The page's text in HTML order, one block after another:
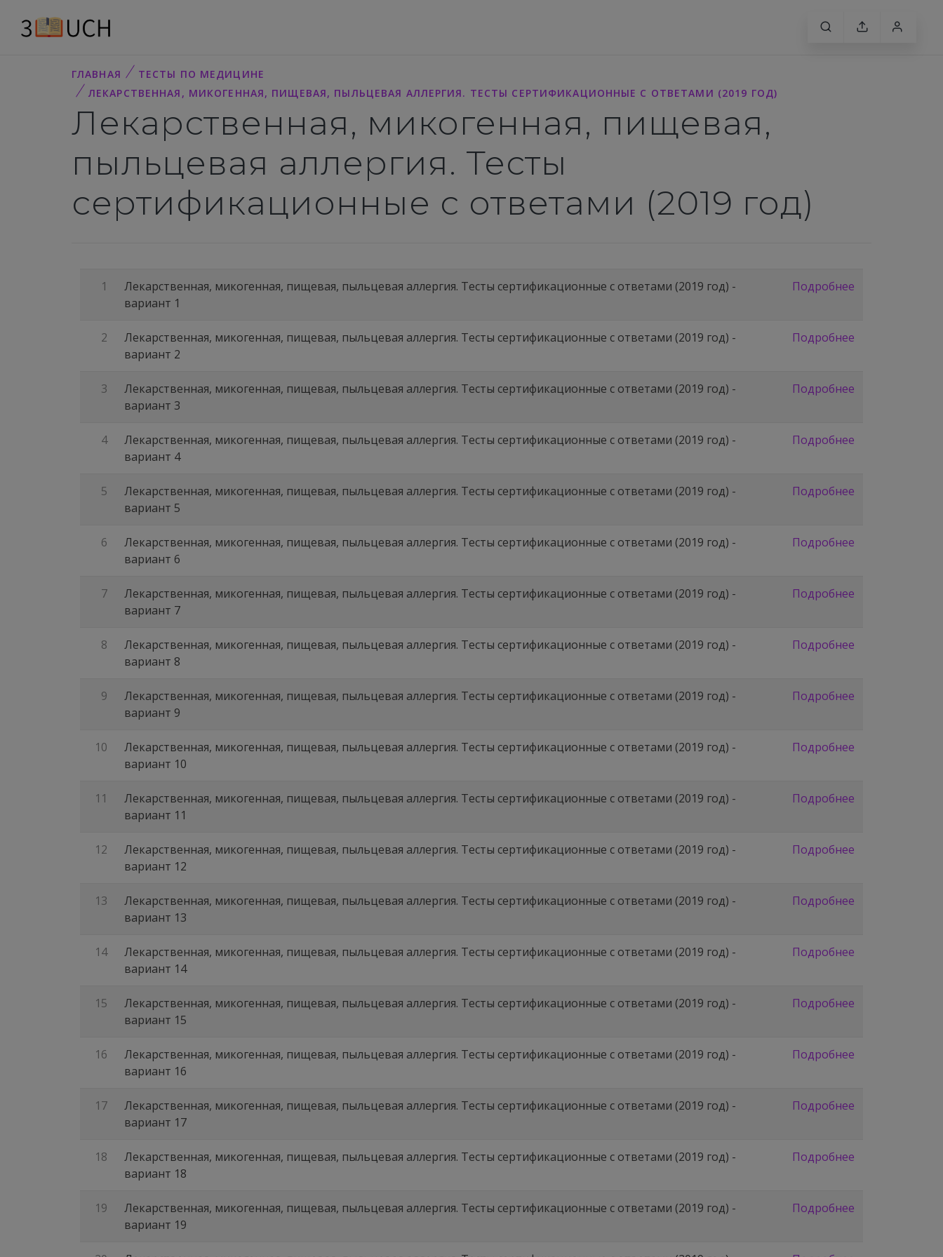
ГЛАВНАЯ
ТЕСТЫ ПО МЕДИЦИНЕ
ЛЕКАРСТВЕННАЯ, МИКОГЕННАЯ, ПИЩЕВАЯ, ПЫЛЬЦЕВАЯ АЛЛЕРГИЯ. ТЕСТЫ СЕРТИФИКАЦИОННЫЕ С ОТВЕТАМИ (2019 ГОД)
Лекарственная, микогенная, пищевая,
пыльцевая аллергия. Тесты
сертификационные с ответами (2019 год)
1
Лекарственная, микогенная, пищевая, пыльцевая аллергия. Тесты сертификационные с ответами (2019 год) -
вариант 1
Подробнее
2
Лекарственная, микогенная, пищевая, пыльцевая аллергия. Тесты сертификационные с ответами (2019 год) -
вариант 2
Подробнее
3
Лекарственная, микогенная, пищевая, пыльцевая аллергия. Тесты сертификационные с ответами (2019 год) -
вариант 3
Подробнее
4
Лекарственная, микогенная, пищевая, пыльцевая аллергия. Тесты сертификационные с ответами (2019 год) -
вариант 4
Подробнее
5
Лекарственная, микогенная, пищевая, пыльцевая аллергия. Тесты сертификационные с ответами (2019 год) -
вариант 5
Подробнее
6
Лекарственная, микогенная, пищевая, пыльцевая аллергия. Тесты сертификационные с ответами (2019 год) -
вариант 6
Подробнее
7
Лекарственная, микогенная, пищевая, пыльцевая аллергия. Тесты сертификационные с ответами (2019 год) -
вариант 7
Подробнее
8
Лекарственная, микогенная, пищевая, пыльцевая аллергия. Тесты сертификационные с ответами (2019 год) -
вариант 8
Подробнее
9
Лекарственная, микогенная, пищевая, пыльцевая аллергия. Тесты сертификационные с ответами (2019 год) -
вариант 9
Подробнее
10
Лекарственная, микогенная, пищевая, пыльцевая аллергия. Тесты сертификационные с ответами (2019 год) -
вариант 10
Подробнее
11
Лекарственная, микогенная, пищевая, пыльцевая аллергия. Тесты сертификационные с ответами (2019 год) -
вариант 11
Подробнее
12
Лекарственная, микогенная, пищевая, пыльцевая аллергия. Тесты сертификационные с ответами (2019 год) -
вариант 12
Подробнее
13
Лекарственная, микогенная, пищевая, пыльцевая аллергия. Тесты сертификационные с ответами (2019 год) -
вариант 13
Подробнее
14
Лекарственная, микогенная, пищевая, пыльцевая аллергия. Тесты сертификационные с ответами (2019 год) -
вариант 14
Подробнее
15
Лекарственная, микогенная, пищевая, пыльцевая аллергия. Тесты сертификационные с ответами (2019 год) -
вариант 15
Подробнее
16
Лекарственная, микогенная, пищевая, пыльцевая аллергия. Тесты сертификационные с ответами (2019 год) -
вариант 16
Подробнее
17
Лекарственная, микогенная, пищевая, пыльцевая аллергия. Тесты сертификационные с ответами (2019 год) -
вариант 17
Подробнее
18
Лекарственная, микогенная, пищевая, пыльцевая аллергия. Тесты сертификационные с ответами (2019 год) -
вариант 18
Подробнее
19
Лекарственная, микогенная, пищевая, пыльцевая аллергия. Тесты сертификационные с ответами (2019 год) -
вариант 19
Подробнее